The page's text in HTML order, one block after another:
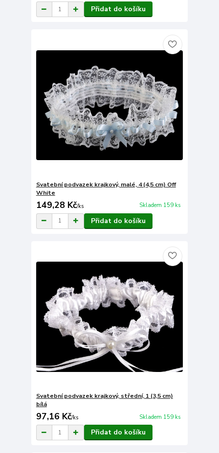
Přidat do košíku
Svatební podvazek krajkový, malé, 4 (4,5 cm) Off
White
149,28 Kč/ks Skladem 159 ks
Přidat do košíku
Svatební podvazek krajkový, střední, 1 (3,5 cm)
bílá
97,16 Kč/ks Skladem 159 ks
Přidat do košíku